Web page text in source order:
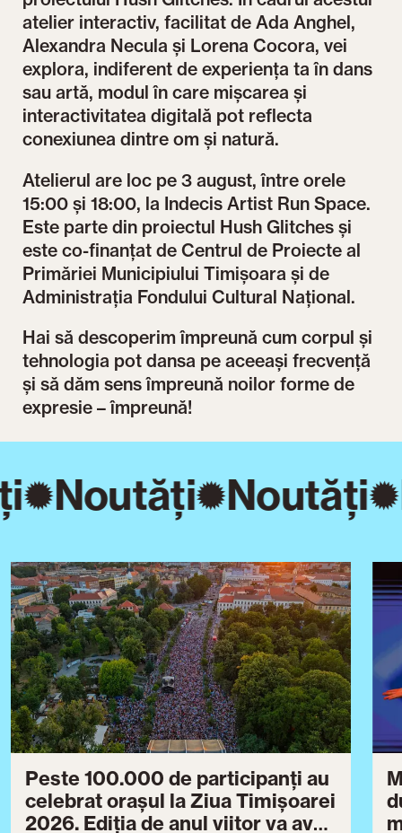
atelier interactiv, facilitat de Ada Anghel,
Alexandra Necula și Lorena Cocora, vei
explora, indiferent de experiența ta în dans
sau artă, modul în care mișcarea și
interactivitatea digitală pot reflecta
conexiunea dintre om și natură.
Atelierul are loc pe 3 august, între orele
15:00 și 18:00, la Indecis Artist Run Space.
Este parte din proiectul Hush Glitches și
este co-finanțat de Centrul de Proiecte al
Primăriei Municipiului Timișoara și de
Administrația Fondului Cultural Național.
Hai să descoperim împreună cum corpul și
tehnologia pot dansa pe aceeași frecvență
și să dăm sens împreună noilor forme de
expresie – împreună!
Noutăți Noutăți
Peste 100.000 de participanți au
celebrat orașul la Ziua Timișoarei
2026. Ediția de anul viitor va avea